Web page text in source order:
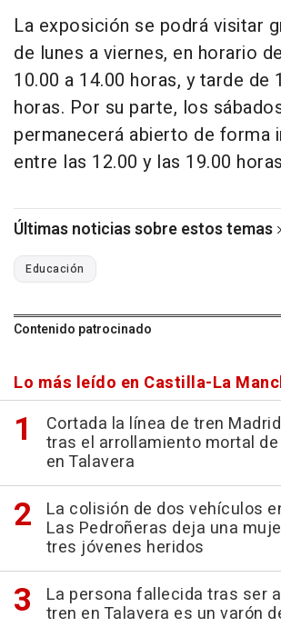
La exposición se podrá visitar
de lunes a viernes, en horario
10.00 a 14.00 horas, y tarde de
horas. Por su parte, los
permanecerá abierto de forma
entre las 12.00 y las 19.00
Últimas noticias sobre estos temas
Educación
Contenido patrocinado
Lo más leído en Castilla-La
Cortada la línea de tren
tras el arrollamiento mortal
en Talavera
La colisión de dos vehículos
Las Pedroñeras deja una
tres jóvenes heridos
La persona fallecida tras ser
tren en Talavera es un varón